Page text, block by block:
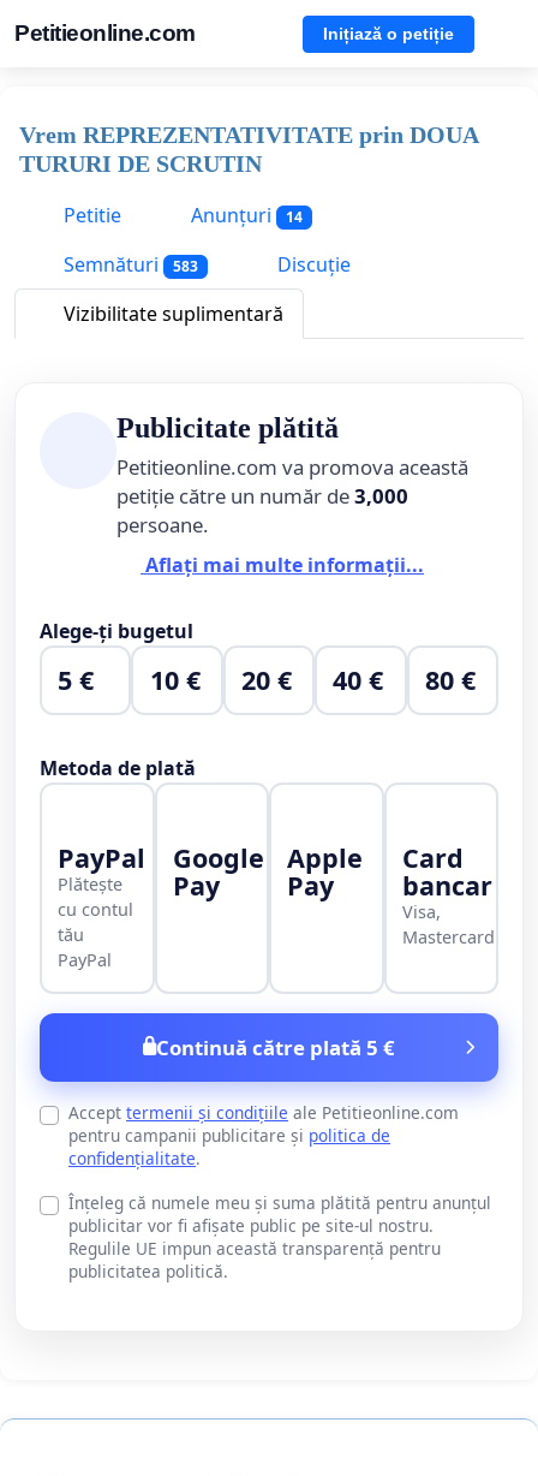
Petitieonline.com Inițiază o petiție
Vrem REPREZENTATIVITATE prin DOUA
TURURI DE SCRUTIN
Petitie
Anunțuri 14
Semnături 583
Discuție
Vizibilitate suplimentară
Publicitate plătită
Petitieonline.com va promova această
petiție către un număr de3,000
persoane.
Aflați mai multe informații...
Alege-ți bugetul
5 € 10 € 20 € 40 € 80 €
Metoda de plată
PayPal
Plătește
cu contul
tău
PayPal
Google
Pay
Apple
Pay
Card
bancar
Visa,
Mastercard
Continuă către plată 5 €
Accept termenii și condițiile ale Petitieonline.com
pentru campanii publicitare și politica de
confidențialitate.
Înțeleg că numele meu și suma plătită pentru anunțul
publicitar vor fi afișate public pe site-ul nostru.
Regulile UE impun această transparență pentru
publicitatea politică.